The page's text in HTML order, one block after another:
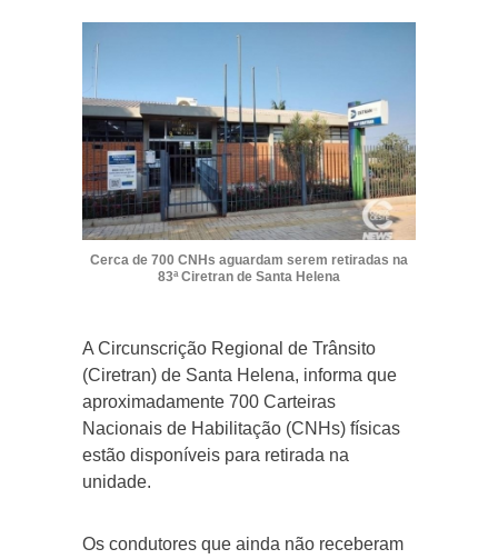
Cerca de 700 CNHs aguardam serem retiradas na
83ª Ciretran de Santa Helena
A Circunscrição Regional de Trânsito
(Ciretran) de Santa Helena, informa que
aproximadamente 700 Carteiras
Nacionais de Habilitação (CNHs) físicas
estão disponíveis para retirada na
unidade.
Os condutores que ainda não receberam